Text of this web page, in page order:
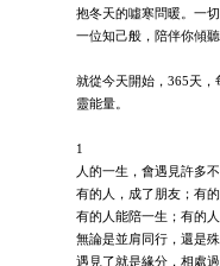
抱冬天的噓寒問暖。一
一位知己般，陪伴你傾
就從今天開始，365天
靈能量。
1
人的一生，會遇見許多不
有的人，成了朋友；有
有的人能陪一生；有的人
無論是並肩同行，還是殊
遇見了就是緣分，相處過